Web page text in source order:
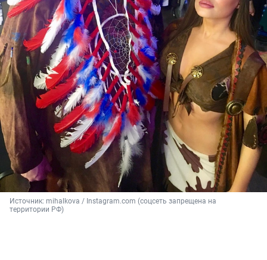
Источник: mihalkova / Instagram.com (соцсеть запрещена на
территории РФ)